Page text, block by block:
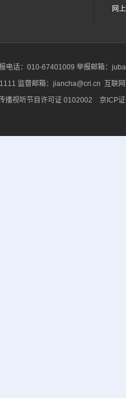
网
电话：010-67401009 举报邮箱：
监督邮箱：jiancha@cri.cn 互联
播视听节目许可证 0102002 京ICP